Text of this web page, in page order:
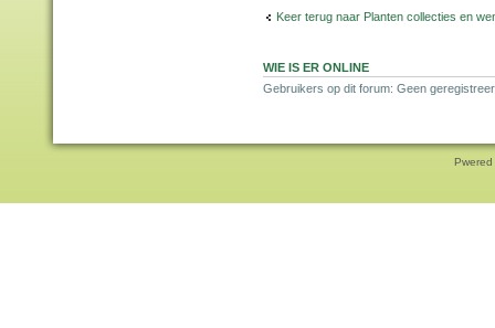
Keer terug naar Planten collecties en
WIE IS ER ONLINE
Gebruikers op dit forum: Geen